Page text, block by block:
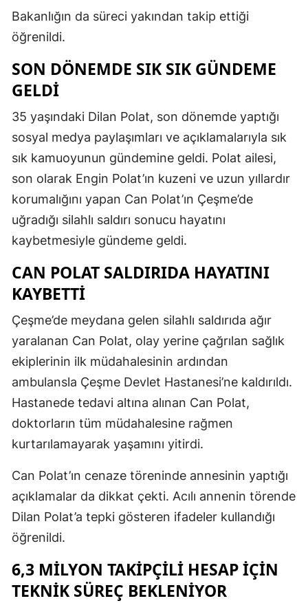
Bakanlığın da süreci yakından takip ettiği
öğrenildi.
SON DÖNEMDE SIK SIK GÜNDEME
GELDİ
35 yaşındaki Dilan Polat, son dönemde yaptığı
sosyal medya paylaşımları ve açıklamalarıyla sık
sık kamuoyunun gündemine geldi. Polat ailesi,
son olarak Engin Polat’ın kuzeni ve uzun yıllardır
korumalığını yapan Can Polat’ın Çeşme’de
uğradığı silahlı saldırı sonucu hayatını
kaybetmesiyle gündeme geldi.
CAN POLAT SALDIRIDA HAYATINI
KAYBETTİ
Çeşme’de meydana gelen silahlı saldırıda ağır
yaralanan Can Polat, olay yerine çağrılan sağlık
ekiplerinin ilk müdahalesinin ardından
ambulansla Çeşme Devlet Hastanesi’ne kaldırıldı.
Hastanede tedavi altına alınan Can Polat,
doktorların tüm müdahalesine rağmen
kurtarılamayarak yaşamını yitirdi.
Can Polat’ın cenaze töreninde annesinin yaptığı
açıklamalar da dikkat çekti. Acılı annenin törende
Dilan Polat’a tepki gösteren ifadeler kullandığı
öğrenildi.
6,3 MİLYON TAKİPÇİLİ HESAP İÇİN
TEKNİK SÜREÇ BEKLENİYOR